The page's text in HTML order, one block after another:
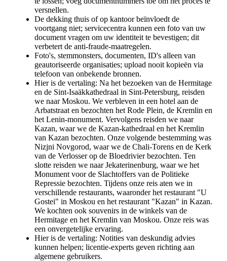
versnellen.
De dekking thuis of op kantoor beïnvloedt de
voortgang niet; servicecentra kunnen een foto van uw
document vragen om uw identiteit te bevestigen; dit
verbetert de anti-fraude-maatregelen.
Foto's, stemmonsters, documenten, ID's alleen van
geautoriseerde organisaties; upload nooit kopieën via
telefoon van onbekende bronnen.
Hier is de vertaling: Na het bezoeken van de Hermitage
en de Sint-Isaäkkathedraal in Sint-Petersburg, reisden
we naar Moskou. We verbleven in een hotel aan de
Arbatstraat en bezochten het Rode Plein, de Kremlin en
het Lenin-monument. Vervolgens reisden we naar
Kazan, waar we de Kazan-kathedraal en het Kremlin
van Kazan bezochten. Onze volgende bestemming was
Nizjni Novgorod, waar we de Chali-Torens en de Kerk
van de Verlosser op de Bloedrivier bezochten. Ten
slotte reisden we naar Jekaterinenburg, waar we het
Monument voor de Slachtoffers van de Politieke
Repressie bezochten. Tijdens onze reis aten we in
verschillende restaurants, waaronder het restaurant "U
Gostei" in Moskou en het restaurant "Kazan" in Kazan.
We kochten ook souvenirs in de winkels van de
Hermitage en het Kremlin van Moskou. Onze reis was
een onvergetelijke ervaring.
Hier is de vertaling: Notities van deskundig advies
kunnen helpen; licentie-experts geven richting aan
algemene gebruikers.